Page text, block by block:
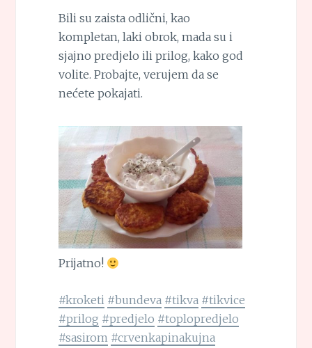
Bili su zaista odlični, kao
kompletan, laki obrok, mada su i
sjajno predjelo ili prilog, kako god
volite. Probajte, verujem da se
nećete pokajati.
Prijatno!
#kroketi #bundeva #tikva #tikvice
#prilog #predjelo #toplopredjelo
#sasirom #crvenkapinakujna